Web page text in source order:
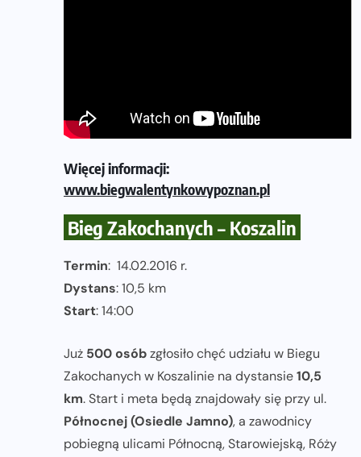
Więcej informacji:
www.biegwalentynkowypoznan.pl
Bieg Zakochanych – Koszalin
Termin: 14.02.2016 r.
Dystans: 10,5 km
Start: 14:00
Już 500 osóbzgłosiło chęć udziału w Biegu
Zakochanych w Koszalinie na dystansie10,5
km. Start i meta będą znajdowały się przy ul.
Północnej (Osiedle Jamno), a zawodnicy
pobiegną ulicami Północną, Starowiejską, Róży